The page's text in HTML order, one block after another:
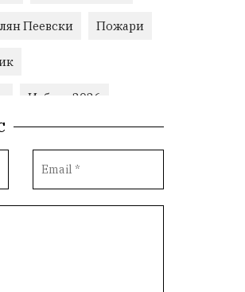
Пеевски Пожари
Избори2026
режим
ОбластПлевен
Красив Плевен